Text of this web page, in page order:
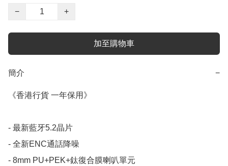
−
+
加至購物車
簡介 −
《香港行貨 一年保用》
- 最新藍牙5.2晶片
- 全新ENC通話降噪
- 8mm PU+PEK+鈦復合膜喇叭單元